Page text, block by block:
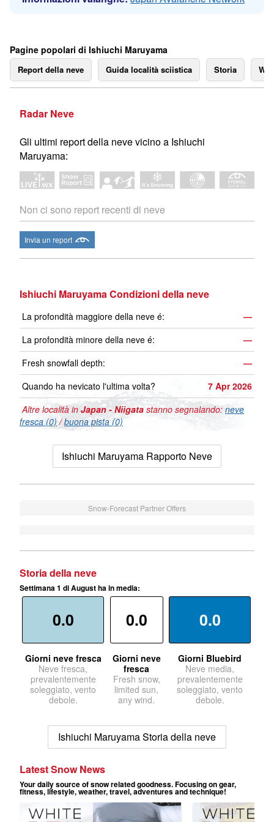
Pagine popolari di Ishiuchi Maruyama
Report della neve Guida località sciistica Storia
Radar Neve
Gli ultimi report della neve vicino a Ishiuchi
Maruyama:
Non ci sono report recenti di neve
Invia un report
Ishiuchi Maruyama Condizioni della neve
La profondità maggiore della neve é:
—
La profondità minore della neve é:
—
Fresh snowfall depth:
—
Quando ha nevicato l'ultima volta?
7 Apr 2026
Altre località in Japan - Niigata stanno segnalando: neve
fresca (0)/buona pista (0)
Ishiuchi Maruyama Rapporto Neve
Snow-Forecast Partner Offers
Storia della neve
Settimana 1 di August ha in media:
0.0
Giorni neve fresca
Neve fresca,
prevalentemente
soleggiato, vento
debole.
0.0
Giorni neve
fresca
Fresh snow,
limited sun,
any wind.
0.0
Giorni Bluebird
Neve media,
prevalentemente
soleggiato, vento
debole.
Ishiuchi Maruyama Storia della neve